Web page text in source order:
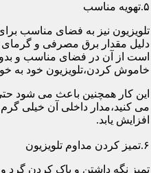
۵.تهویه مناسب
تلویزیون نیز به فضای مناسب
دلیل مقدار برق مصرفی و گرمای
است از آن در فضای مناسب و
خاموش کردن،تلویزیون خود به
این کار همچنین باعث می شود
می کنید،مدار داخلی آن خیلی
افزایش یابد.
۶.تمیز کردن مداوم تلویزیون
تمیز نگه داشتن و پاک کردن گرد و